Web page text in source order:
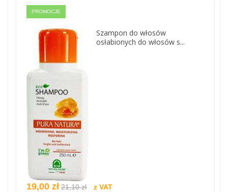
PROMOCJE
Szampon do włosów
osłabionych do włosów s...
19,00 zł 21,10 zł z VAT